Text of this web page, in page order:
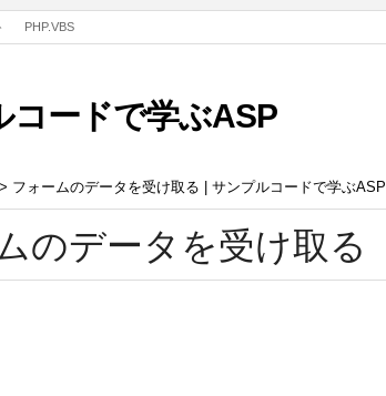
PHP.VBS
コードで学ぶASP
> フォームのデータを受け取る | サンプルコードで学ぶASP
のデータを受け取る